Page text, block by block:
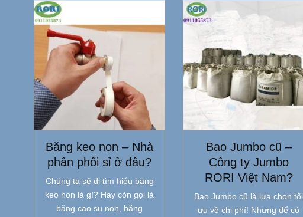
Băng keo non – Nhà
phân phối sỉ ở đâu?
Chúng ta sẽ đi tìm hiểu băng
keo non là gì? Hay còn gọi là
băng cao su non, băng
Bao Jumbo cũ –
Công ty Jumbo
RORI Việt Nam?
Bao Jumbo cũ là lựa chọn tối
ưu về chi phí! Nhưng để có